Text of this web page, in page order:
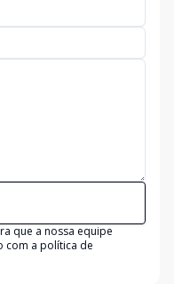
que a nossa equipe
com a política de